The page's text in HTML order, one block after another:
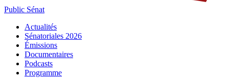
Public Sénat
Actualités
Sénatoriales 2026
Émissions
Documentaires
Podcasts
Programme